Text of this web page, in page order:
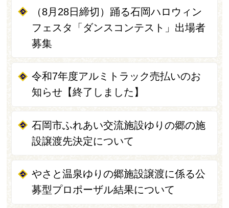
（8月28日締切）踊る石岡ハロウィン
フェスタ「ダンスコンテスト」出場者
募集
令和7年度アルミトラック売払いのお
知らせ【終了しました】
石岡市ふれあい交流施設ゆりの郷の施
設譲渡先決定について
やさと温泉ゆりの郷施設譲渡に係る公
募型プロポーザル結果について